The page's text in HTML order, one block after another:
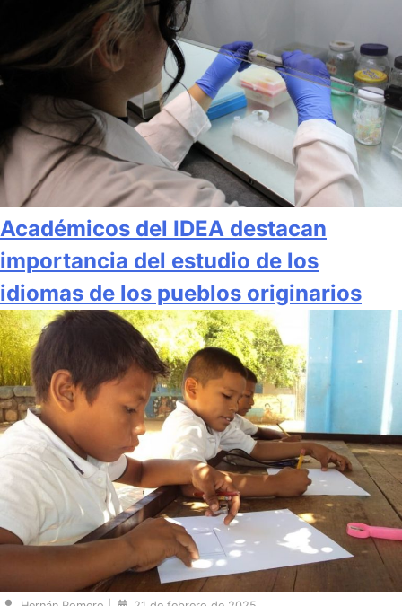
Académicos del IDEA destacan
importancia del estudio de los
idiomas de los pueblos originarios